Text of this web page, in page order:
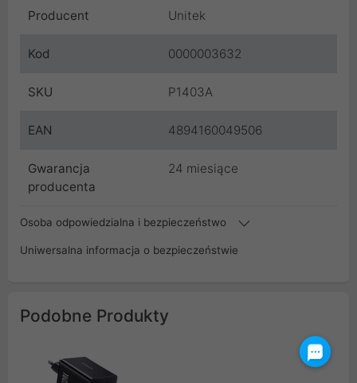
Producent Unitek
Kod 0000003632
SKU P1403A
EAN 4894160049506
Gwarancja
producenta
24 miesiące
Osoba odpowiedzialna i bezpieczeństwo
Uniwersalna informacja o bezpieczeństwie
Podobne Produkty